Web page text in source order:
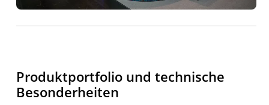
Produktportfolio und technische
Besonderheiten